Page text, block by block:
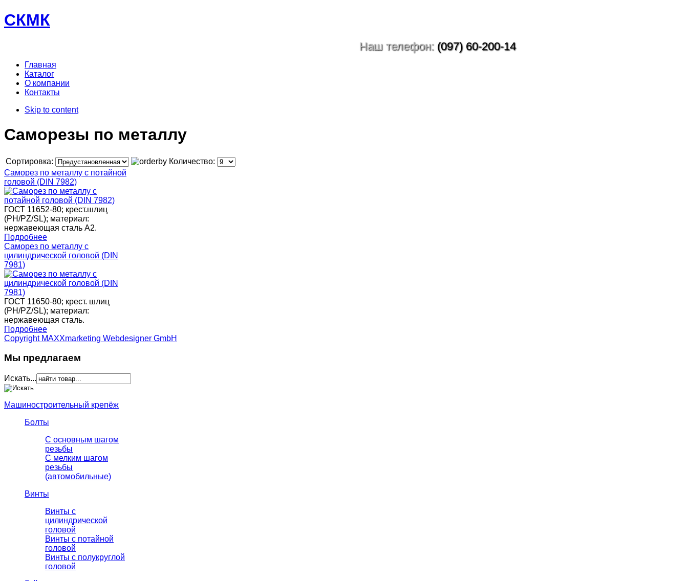
СКМК
Наш телефон: (097) 60-200-14
Главная
Каталог
О компании
Контакты
Skip to content
Саморезы по металлу
Сортировка:
Количество:
Саморез по металлу с потайной
головой (DIN 7982)
ГОСТ 11652-80; крест.шлиц
(PH/PZ/SL); материал:
нержавеющая сталь А2.
Подробнее
Саморез по металлу с
цилиндрической головой (DIN
7981)
ГОСТ 11650-80; крест. шлиц
(PH/PZ/SL); материал:
нержавеющая сталь.
Подробнее
Copyright MAXXmarketing Webdesigner GmbH
Мы предлагаем
Искать...
Машиностроительный крепёж
Болты
С основным шагом
резьбы
C мелким шагом
резьбы
(автомобильные)
Винты
Винты с
цилиндрической
головой
Винты с потайной
головой
Винты с полукруглой
головой